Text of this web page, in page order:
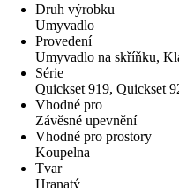
Druh výrobku
Umyvadlo
Provedení
Umyvadlo na skříňku,
Série
Quickset 919, Quickset
Vhodné pro
Závěsné upevnění
Vhodné pro prostory
Koupelna
Tvar
Hranatý